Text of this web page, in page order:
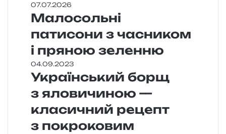
07.07.2026
Малосольні
патисони з часником
і пряною зеленню
04.09.2023
Український борщ
з яловичиною —
класичний рецепт
з покроковим